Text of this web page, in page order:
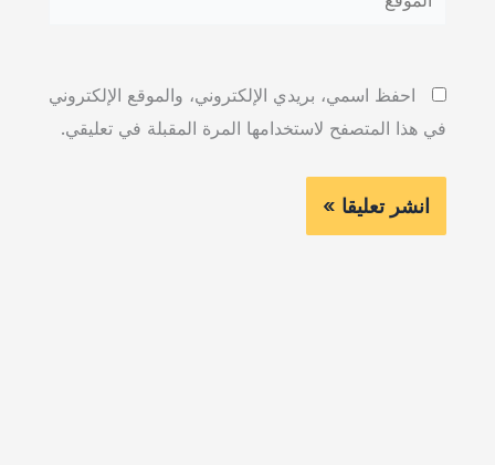
احفظ اسمي، بريدي الإلكتروني، والموقع الإلكتروني
في هذا المتصفح لاستخدامها المرة المقبلة في تعليقي.